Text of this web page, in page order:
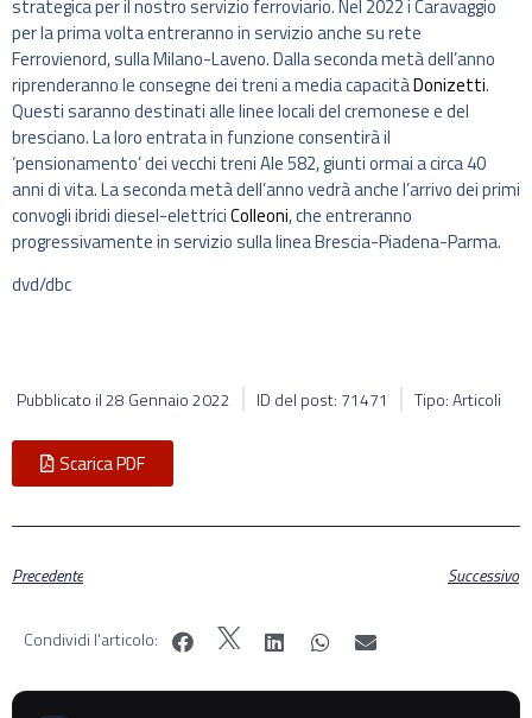
strategica per il nostro servizio ferroviario. Nel 2022 i Caravaggio
per la prima volta entreranno in servizio anche su rete
Ferrovienord, sulla Milano-Laveno. Dalla seconda metà dell’anno
riprenderanno le consegne dei treni a media capacitàDonizetti.
Questi saranno destinati alle linee locali del cremonese e del
bresciano. La loro entrata in funzione consentirà il
‘pensionamento’ dei vecchi treni Ale 582, giunti ormai a circa 40
anni di vita. La seconda metà dell’anno vedrà anche l’arrivo dei primi
convogli ibridi diesel-elettriciColleoni, che entreranno
progressivamente in servizio sulla linea Brescia-Piadena-Parma.
dvd/dbc
Pubblicato il28 Gennaio 2022 ID del post: 71471 Tipo: Articoli
Scarica PDF
Precedente Successivo
Condividi l'articolo: